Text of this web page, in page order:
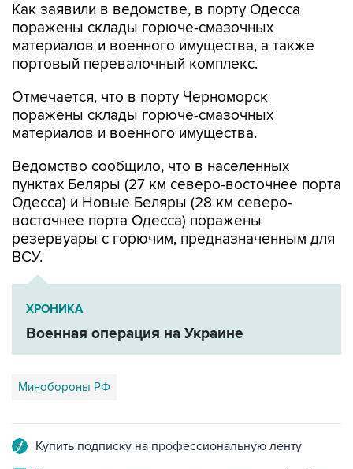
Как заявили в ведомстве, в порту Одесса
поражены склады горюче-смазочных
материалов и военного имущества, а также
портовый перевалочный комплекс.
Отмечается, что в порту Черноморск
поражены склады горюче-смазочных
материалов и военного имущества.
Ведомство сообщило, что в населенных
пунктах Беляры (27 км северо-восточнее порта
Одесса) и Новые Беляры (28 км северо-
восточнее порта Одесса) поражены
резервуары с горючим, предназначенным для
ВСУ.
ХРОНИКА
Военная операция на Украине
Минобороны РФ
Купить подписку на профессиональную ленту